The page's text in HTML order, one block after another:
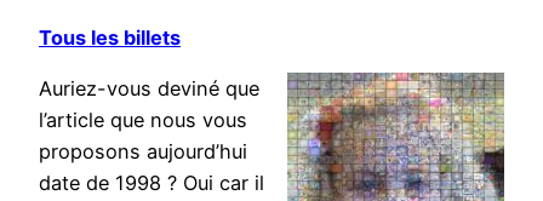
Tous les billets
Auriez-vous deviné que
l’article que nous vous
proposons aujourd’hui
date de 1998 ? Oui car il